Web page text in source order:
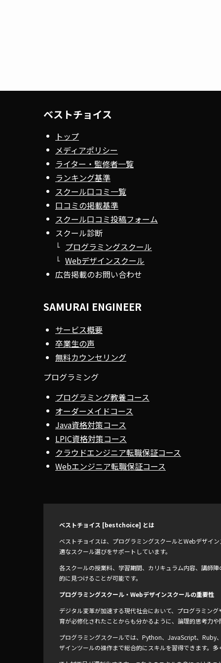
ベストチョイス
トップ
メディアポリシー
ライター・監修者一覧
ランキング基準
スクール口コミ一覧
口コミの掲載基準
スクール口コミ投稿フォーム
スクール診断
プログラミングスクール
Webデザインスクール
広告掲載のお問い合わせ
SAMURAI ENGINEER
サービス概要
卒業生の声
無料カウンセリング
プログラミング
プログラミング教養コース
オーダーメイドコース
Java資格対策コース
LPIC資格対策コース
クラウドエンジニア転職保証コース
Webエンジニア転職保証コース
ベストチョイス [bestchoice] とは
ベストチョイスは、プログラミングスクールとWebデザイ
適なスクール選びをサポートしています。
各スクールの授業料、学習期間、カリキュラム内容、講師
的に見つけることが可能です。
プログラミングスクール・Webデザインスクールの重要性
デジタル変革が加速する現代社会において、プログラミン
育が必修化されたことからも分かるように、論理的思考力
プログラミングスクールでは、Python、JavaScript、Ruby
ザインツールの操作まで総合的にスキルを習得できます。